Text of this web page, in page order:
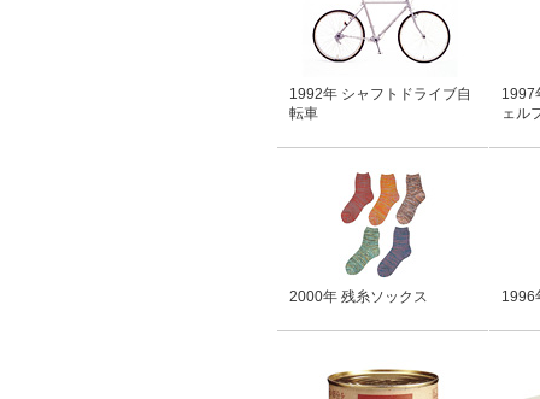
1992年 シャフトドライブ自
転車
1997
ェル
2000年 残糸ソックス 1996